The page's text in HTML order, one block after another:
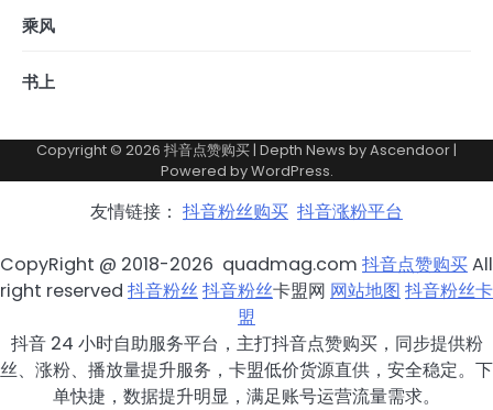
乘风
书上
Copyright © 2026 抖音点赞购买| Depth News byAscendoor|
Powered byWordPress.
友情链接： 抖音粉丝购买 抖音涨粉平台
CopyRight @ 2018-2026 quadmag.com 抖音点赞购买All
right reserved 抖音粉丝抖音粉丝卡盟网 网站地图 抖音粉丝卡
盟
抖音 24 小时自助服务平台，主打抖音点赞购买，同步提供粉
丝、涨粉、播放量提升服务，卡盟低价货源直供，安全稳定。下
单快捷，数据提升明显，满足账号运营流量需求。